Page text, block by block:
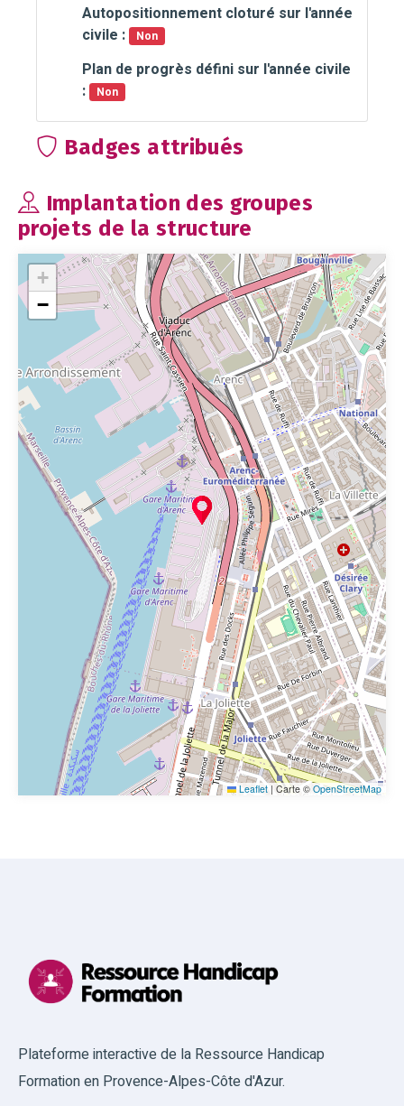
Autopositionnement cloturé sur l'année
civile :
Non
Plan de progrès défini sur l'année civile
:
Non
Badges attribués
Implantation des groupes
projets de la structure
+
−
Leaflet | Carte © OpenStreetMap
Plateforme interactive de la Ressource Handicap
Formation en Provence-Alpes-Côte d'Azur.